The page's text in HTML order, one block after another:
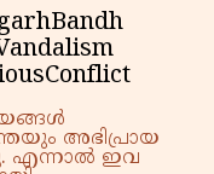
അഭിപ്രായ
എന്നാൽ ഇവ